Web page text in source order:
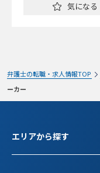
気になる
弁護士の転職・求人情報TOP
ーカー
エリアから探す